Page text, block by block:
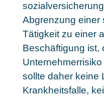
Abgrenzung einer
Tätigkeit zu einer
Beschäftigung ist,
sollte daher keine
Krankheitsfalle,